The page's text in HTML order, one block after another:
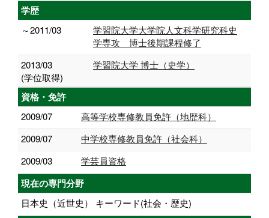
学歴
～2011/03
学習院大学大学院人文科学研究科史
学専攻 博士後期課程修了
2013/03
(学位取得)
学習院大学 博士（史学）
資格・免許
2009/07
高等学校専修教員免許（地歴科）
2009/07
中学校専修教員免許（社会科）
2009/03
学芸員資格
現在の専門分野
日本史（近世史） キーワード(社会・歴史)